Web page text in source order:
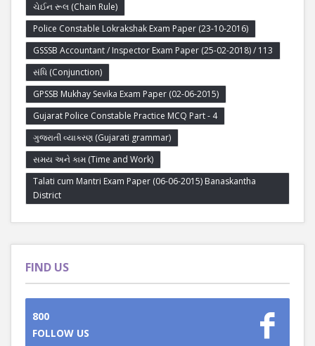
ચેઈન રૂલ (Chain Rule)
Police Constable Lokrakshak Exam Paper (23-10-2016)
GSSSB Accountant / Inspector Exam Paper (25-02-2018) / 113
સંધિ (Conjunction)
GPSSB Mukhay Sevika Exam Paper (02-06-2015)
Gujarat Police Constable Practice MCQ Part - 4
ગુજરાતી વ્યાકરણ (Gujarati grammar)
સમય અને કામ (Time and Work)
Talati cum Mantri Exam Paper (06-06-2015) Banaskantha
District
FIND US
800
FOLLOW US